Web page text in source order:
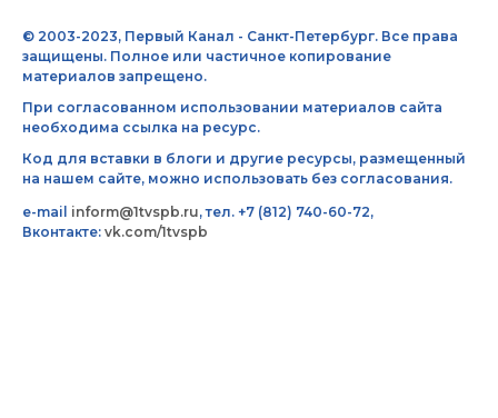
© 2003-2023, Первый Канал - Санкт-Петербург. Все права
защищены. Полное или частичное копирование
материалов запрещено.
При согласованном использовании материалов сайта
необходима ссылка на ресурс.
Код для вставки в блоги и другие ресурсы, размещенный
на нашем сайте, можно использовать без согласования.
e-mail inform@1tvspb.ru, тел. +7 (812) 740-60-72,
Вконтакте: vk.com/1tvspb